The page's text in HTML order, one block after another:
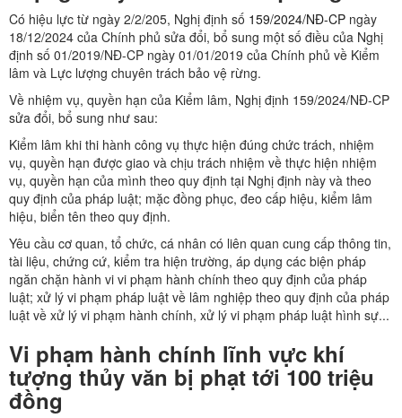
Có hiệu lực từ ngày 2/2/205, Nghị định số 159/2024/NĐ-CP ngày
18/12/2024 của Chính phủ sửa đổi, bổ sung một số điều của Nghị
định số 01/2019/NĐ-CP ngày 01/01/2019 của Chính phủ về Kiểm
lâm và Lực lượng chuyên trách bảo vệ rừng.
Về nhiệm vụ, quyền hạn của Kiểm lâm, Nghị định 159/2024/NĐ-CP
sửa đổi, bổ sung như sau:
Kiểm lâm khi thi hành công vụ thực hiện đúng chức trách, nhiệm
vụ, quyền hạn được giao và chịu trách nhiệm về thực hiện nhiệm
vụ, quyền hạn của mình theo quy định tại Nghị định này và theo
quy định của pháp luật; mặc đồng phục, đeo cấp hiệu, kiểm lâm
hiệu, biển tên theo quy định.
Yêu cầu cơ quan, tổ chức, cá nhân có liên quan cung cấp thông tin,
tài liệu, chứng cứ, kiểm tra hiện trường, áp dụng các biện pháp
ngăn chặn hành vi vi phạm hành chính theo quy định của pháp
luật; xử lý vi phạm pháp luật về lâm nghiệp theo quy định của pháp
luật về xử lý vi phạm hành chính, xử lý vi phạm pháp luật hình sự...
Vi phạm hành chính lĩnh vực khí
tượng thủy văn bị phạt tới 100 triệu
đồng